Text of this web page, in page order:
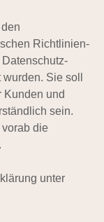
Richtlinien-
Sie soll
Kunden und
sein.
die
unter